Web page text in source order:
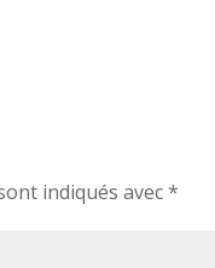
indiqués avec*